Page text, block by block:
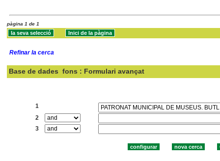
pàgina 1 de 1
Refinar la cerca
Base de dades fons : Formulari avançat
1
2
3